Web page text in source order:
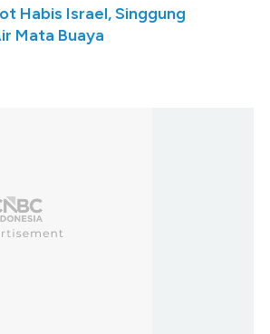
Habis Israel, Singgung
Mata Buaya